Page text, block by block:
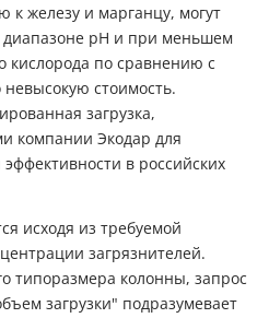
к железу и марганцу, могут
диапазоне pH и при меньшем
кислорода по сравнению с
стоимость.
загрузка,
компании Экодар для
в российских
исходя из требуемой
загрязнителей.
типоразмера колонны, запрос
загрузки" подразумевает